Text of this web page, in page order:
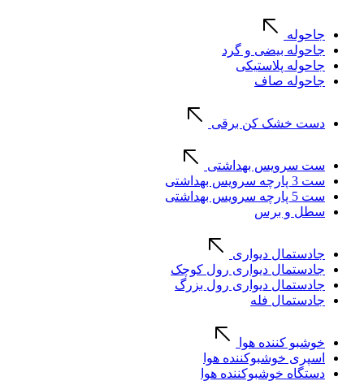
جاحوله
جاحوله بیضی و گرد
جاحوله پلاستیکی
جاحوله صاف
دست خشک کن برقی
ست سرویس بهداشتی
ست 3 پارچه سرویس بهداشتی
ست 5 پارچه سرویس بهداشتی
سطل و برس
جادستمال دیواری
جادستمال دیواری رول کوچک
جادستمال دیواری رول بزرگ
جادستمال فله
خوشبو کننده هوا
اسپری خوشبوکننده هوا
دستگاه خوشبوکننده هوا